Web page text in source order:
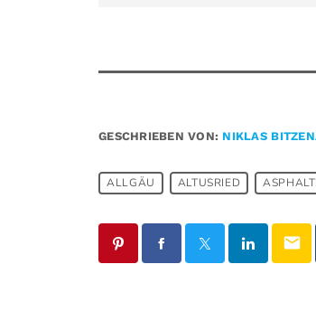
GESCHRIEBEN VON: NIKLAS
ALLGÄU ALTUSRIED
email